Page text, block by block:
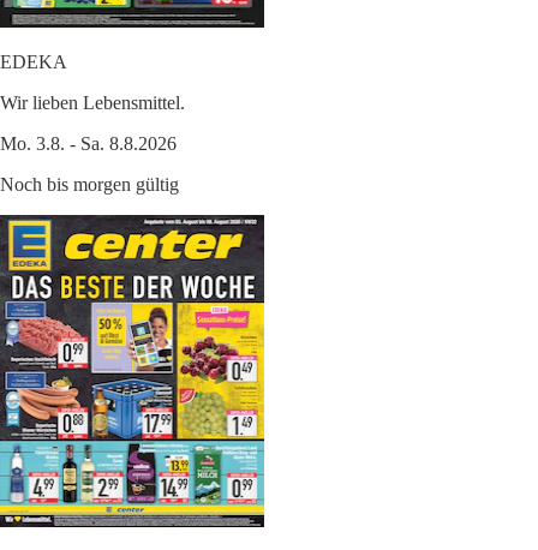
EDEKA
Wir lieben Lebensmittel.
Mo. 3.8. - Sa. 8.8.2026
Noch bis morgen gültig